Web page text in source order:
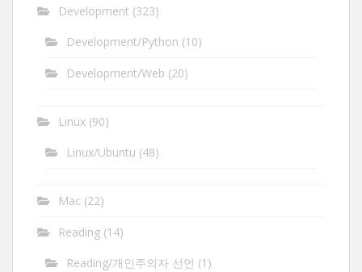
Development (323)
Development/Python (10)
Development/Web (20)
Linux (90)
Linux/Ubuntu (48)
Mac (22)
Reading (14)
Reading/개인주의자 선언 (1)